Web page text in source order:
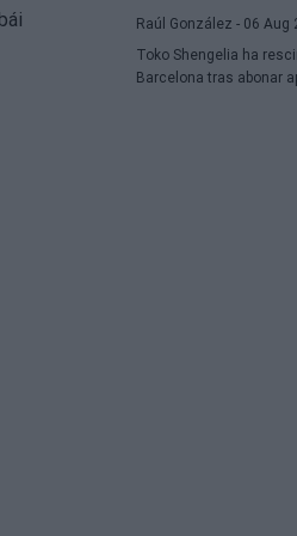
Raúl González - 06 Aug
Toko Shengelia ha
Barcelona tras abonar